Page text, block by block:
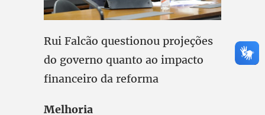
Rui Falcão questionou projeções
do governo quanto ao impacto
financeiro da reforma
Melhoria